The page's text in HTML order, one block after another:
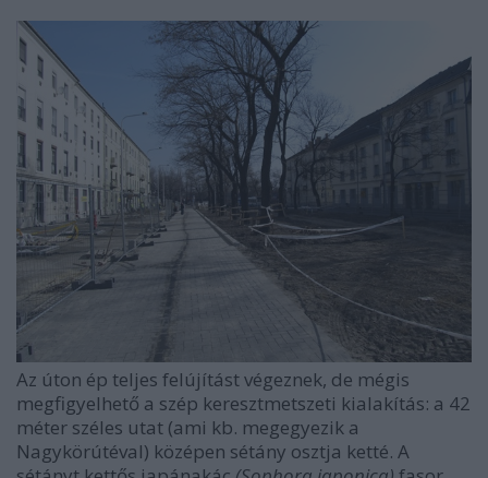
Az úton ép teljes felújítást végeznek, de mégis
megfigyelhető a szép keresztmetszeti kialakítás: a 42
méter széles utat (ami kb. megegyezik a
Nagykörútéval) középen sétány osztja ketté. A